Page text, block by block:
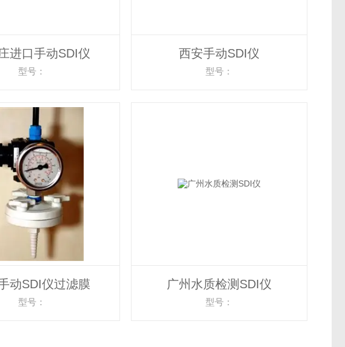
进口手动SDI仪
型号：
西安手动SDI仪
型号：
动SDI仪过滤膜
型号：
广州水质检测SDI仪
型号：